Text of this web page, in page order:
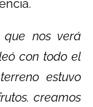
que nos verá
con todo el
estuvo
creamos